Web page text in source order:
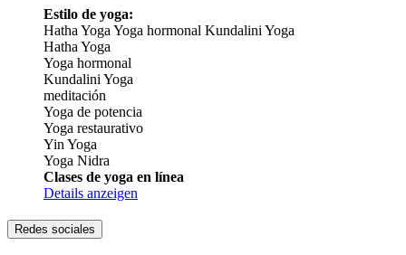
Estilo de yoga:
Hatha Yoga Yoga hormonal Kundalini Yoga
Hatha Yoga
Yoga hormonal
Kundalini Yoga
meditación
Yoga de potencia
Yoga restaurativo
Yin Yoga
Yoga Nidra
Clases de yoga en línea
Details anzeigen
Redes sociales